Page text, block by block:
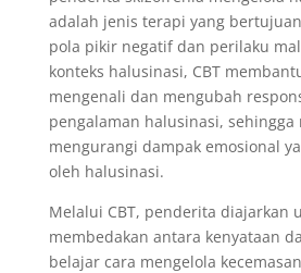
adalah jenis terapi yang
pola pikir negatif dan perilaku
konteks halusinasi, CBT
mengenali dan mengubah
pengalaman halusinasi, sehingga
mengurangi dampak emosional
oleh halusinasi.
Melalui CBT, penderita diajarkan
membedakan antara kenyataan
belajar cara mengelola